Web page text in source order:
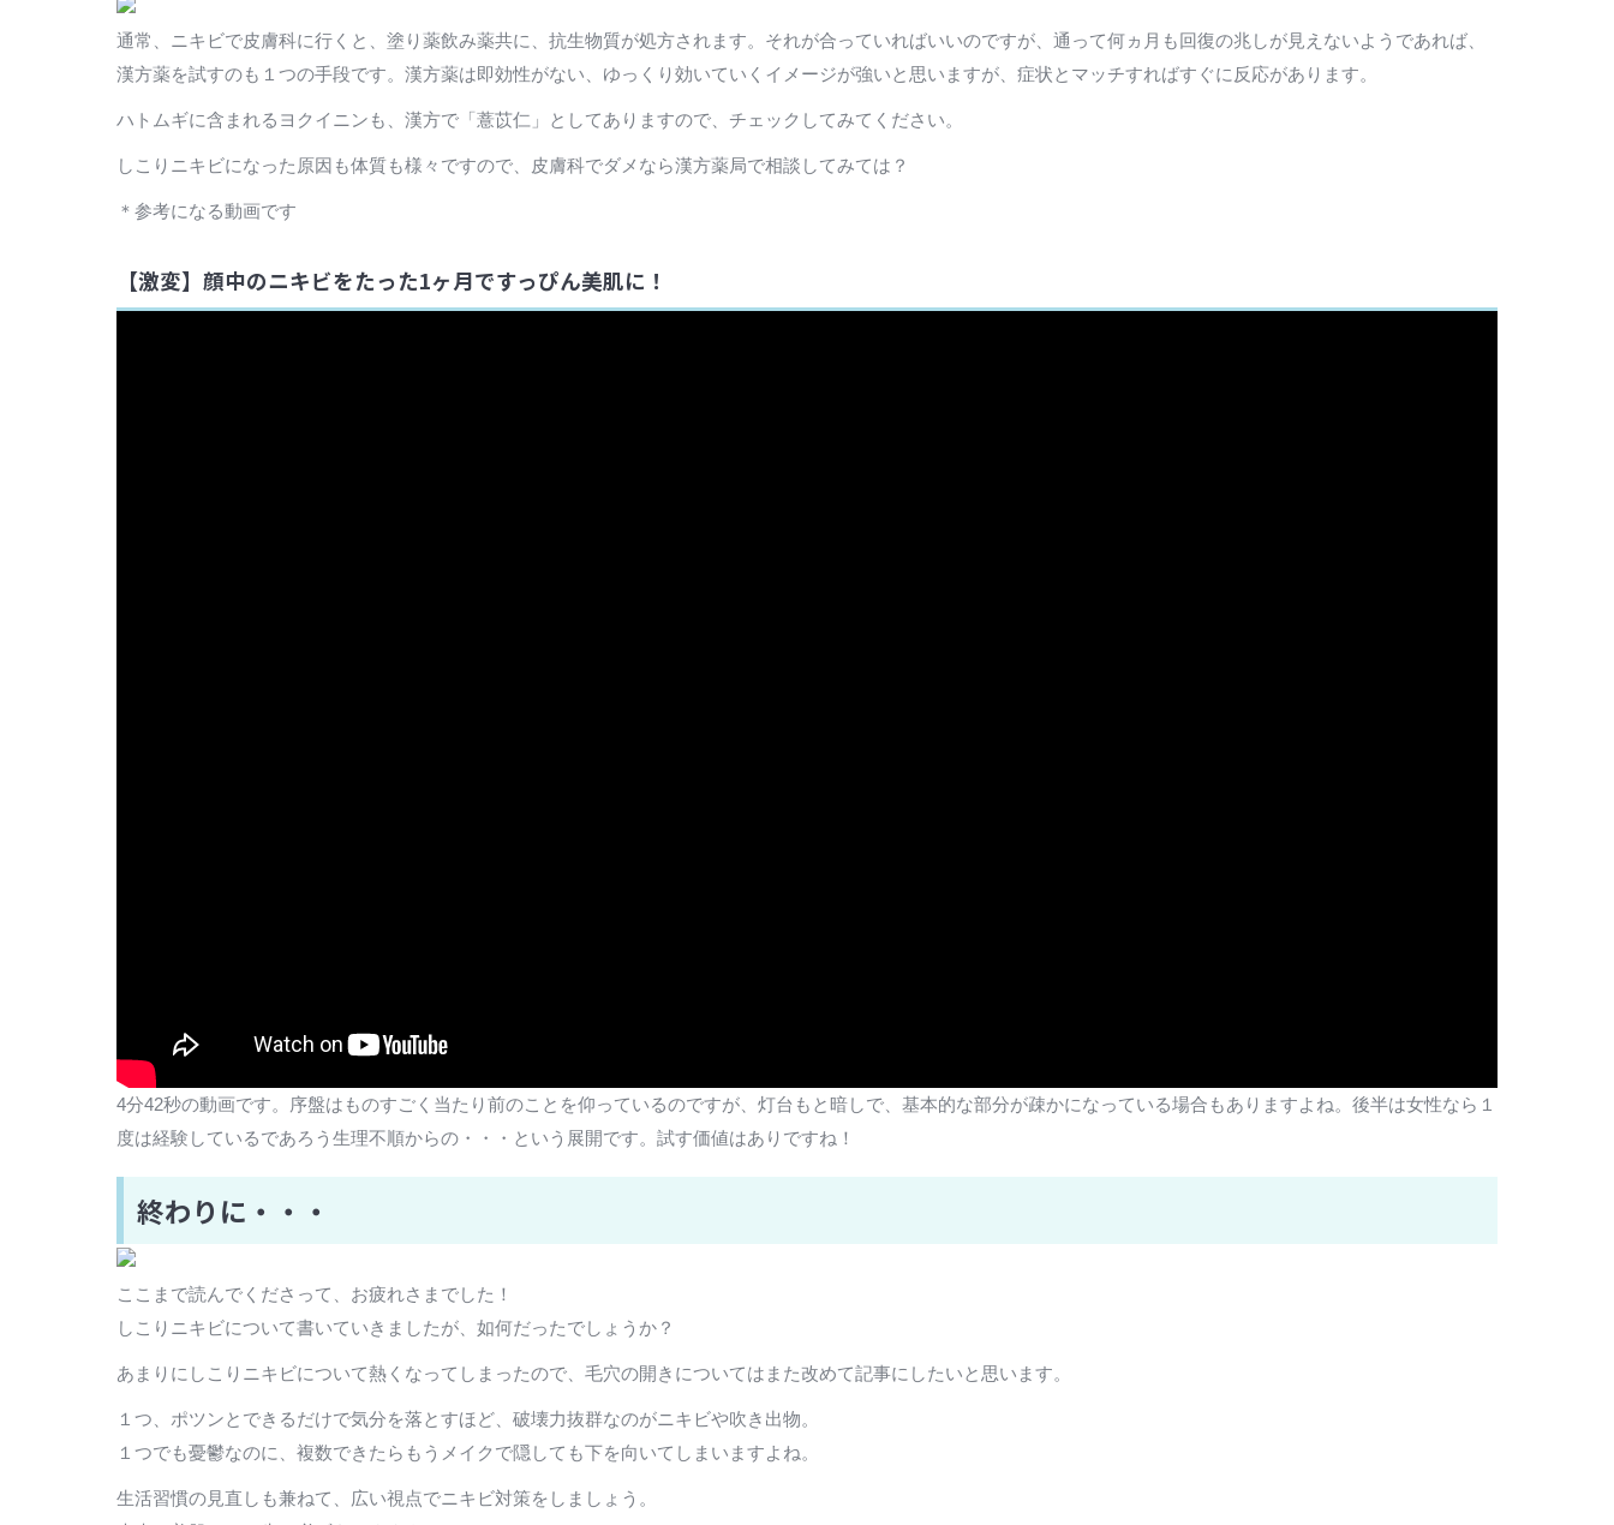
通常、ニキビで皮膚科に行くと、塗り薬飲み薬共に、抗生物質が処方されます。それが合っていればいいのですが、通って何ヵ月も回復の兆しが見えないようであれば、
漢方薬を試すのも１つの手段です。漢方薬は即効性がない、ゆっくり効いていくイメージが強いと思いますが、症状とマッチすればすぐに反応があります。
ハトムギに含まれるヨクイニンも、漢方で「薏苡仁」としてありますので、チェックしてみてください。
しこりニキビになった原因も体質も様々ですので、皮膚科でダメなら漢方薬局で相談してみては？
＊参考になる動画です
【激変】顔中のニキビをたった1ヶ月ですっぴん美肌に！
4分42秒の動画です。序盤はものすごく当たり前のことを仰っているのですが、灯台もと暗しで、基本的な部分が疎かになっている場合もありますよね。後半は女性なら１
度は経験しているであろう生理不順からの・・・という展開です。試す価値はありですね！
終わりに・・・
ここまで読んでくださって、お疲れさまでした！
しこりニキビについて書いていきましたが、如何だったでしょうか？
あまりにしこりニキビについて熱くなってしまったので、毛穴の開きについてはまた改めて記事にしたいと思います。
１つ、ポツンとできるだけで気分を落とすほど、破壊力抜群なのがニキビや吹き出物。
１つでも憂鬱なのに、複数できたらもうメイクで隠しても下を向いてしまいますよね。
生活習慣の見直しも兼ねて、広い視点でニキビ対策をしましょう。